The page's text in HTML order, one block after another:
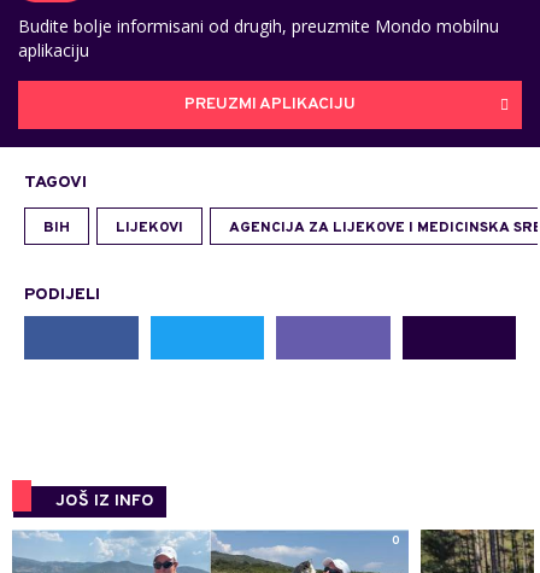
Budite bolje informisani od drugih, preuzmite Mondo mobilnu
aplikaciju
PREUZMI APLIKACIJU
TAGOVI
BIH LIJEKOVI AGENCIJA ZA LIJEKOVE I MEDICINSKA
PODIJELI
JOŠ IZ INFO
0